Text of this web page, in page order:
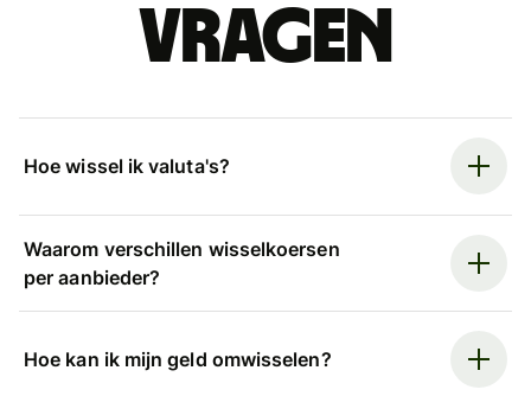
vragen
Hoe wissel ik valuta's?
Waarom verschillen wisselkoersen
per aanbieder?
Hoe kan ik mijn geld omwisselen?